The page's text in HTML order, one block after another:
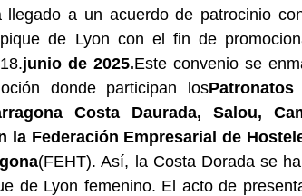
llegado a un acuerdo de patrocinio
de Lyon con el fin de
junio de 2025.Este convenio se
donde participan los
Costa Daurada, Salou,
la Federación Empresarial de
(FEHT). Así, la Costa Dorada se
de Lyon femenino. El acto de